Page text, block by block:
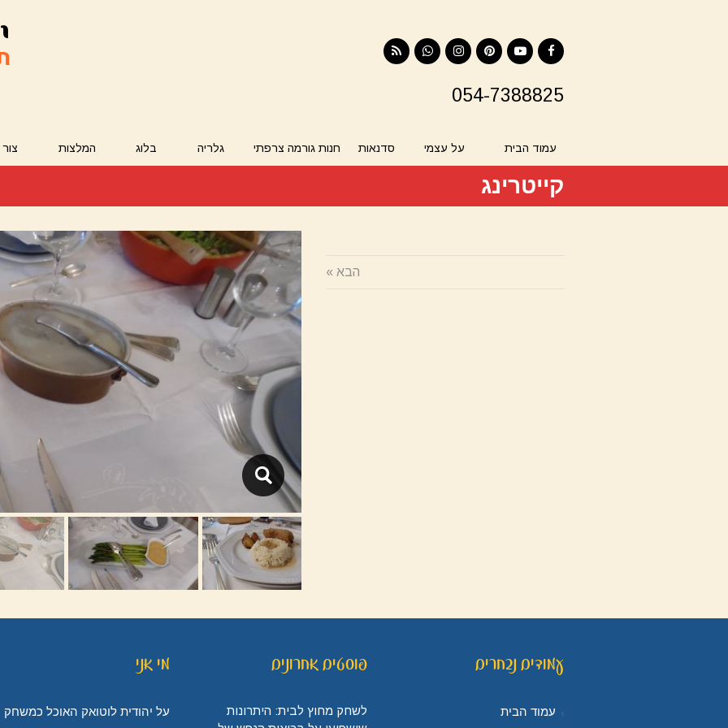
054-7388825
עמוד הבית על עצמי סדנאות חנות גורמה צרפתי גלריה בלוג המלצות
קייטרינג
הבא »
עמודים נבחרים
עמוד הבית
פוסטים אחרונים
לשחק מחוץ לבית: היתרונות
מי אני
על יהודית לוטואק האוכל כמשחק